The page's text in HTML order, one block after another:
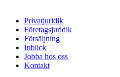
Privatjuridik
Företagsjuridik
Försäljning
Inblick
Jobba hos oss
Kontakt